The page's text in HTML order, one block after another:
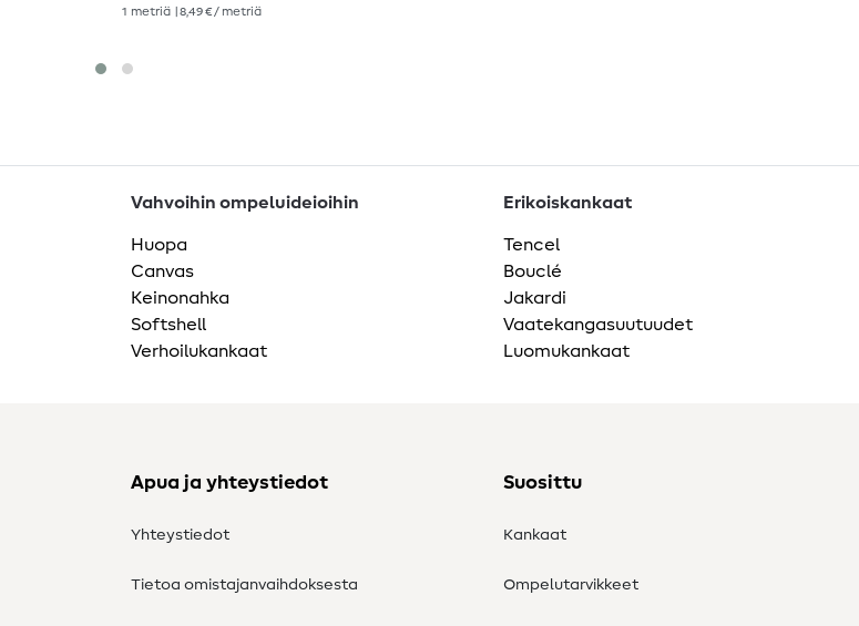
1 metriä | 8,49 € / metriä
Vahvoihin ompeluideioihin
Huopa
Canvas
Keinonahka
Softshell
Verhoilukankaat
Erikoiskankaat
Tencel
Bouclé
Jakardi
Vaatekangasuutuudet
Luomukankaat
Apua ja yhteystiedot
Yhteystiedot
Tietoa omistajanvaihdoksesta
Suosittu
Kankaat
Ompelutarvikkeet